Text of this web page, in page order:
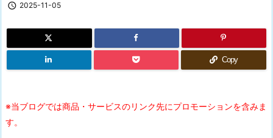
 2025-11-05
Copy
※当ブログでは商品・サービスのリンク先にプロモーションを含みま
す。